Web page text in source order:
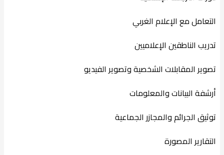
التعامل مع الإعلام الغربي
تدريب الناطقين الإعلاميين
تصوير المقابلات الشخصية وتصوير الفيديو
أرشفة البيانات والمعلومات
توثيق الجرائم والمجازر الجماعية
التقارير المصورة